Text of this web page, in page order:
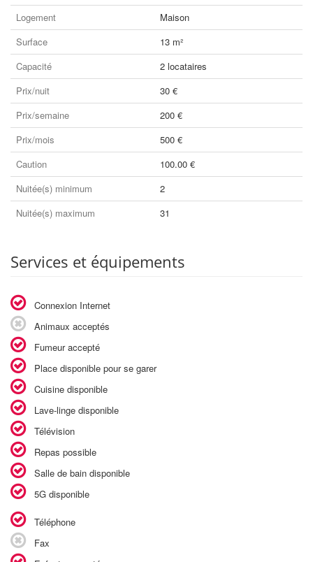
Logement
Maison
Surface
13 m²
Capacité
2 locataires
Prix/nuit
30 €
Prix/semaine
200 €
Prix/mois
500 €
Caution
100.00 €
Nuitée(s) minimum
2
Nuitée(s) maximum
31
Services et équipements
Connexion Internet
Animaux acceptés
Fumeur accepté
Place disponible pour se garer
Cuisine disponible
Lave-linge disponible
Télévision
Repas possible
Salle de bain disponible
5G disponible
Téléphone
Fax